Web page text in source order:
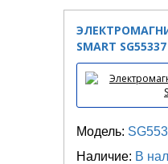
SMART SG55337
Модель:
Наличие: В